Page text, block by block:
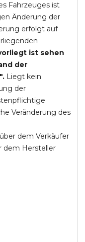
Fahrzeuges ist
Änderung der
erfolgt auf
ist sehen
der
Liegt kein
der
Veränderung des
dem Verkäufer
dem Hersteller